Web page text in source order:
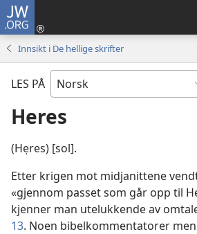
JW.ORG
Innsikt i De hellige skrifter
LES PÅ
Heres
(Hẹres) [sol].
Etter krigen mot midjanittene
«gjennom passet som går opp til
kjenner man utelukkende av
13. Noen bibelkommentatorer